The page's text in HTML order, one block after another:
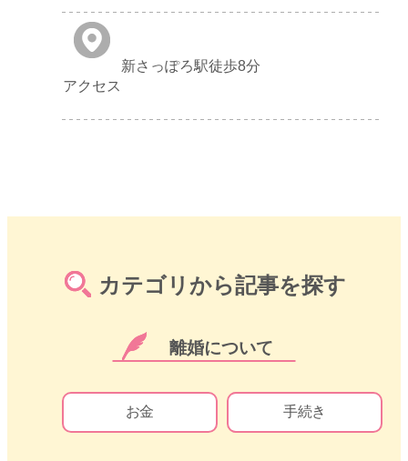
アクセス
新さっぽろ駅徒歩8分
カテゴリから記事を探す
離婚について
お金 手続き